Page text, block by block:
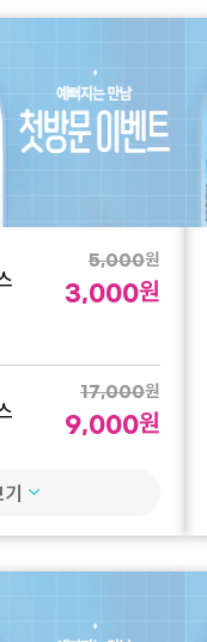
5,000원
3,000원
17,000원
9,000원